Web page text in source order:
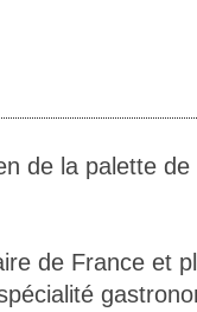
de la palette
de France et